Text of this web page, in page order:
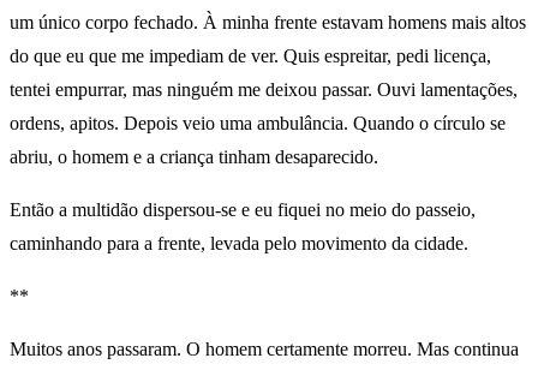
um único corpo fechado. À minha frente estavam homens mais altos
do que eu que me impediam de ver. Quis espreitar, pedi licença,
tentei empurrar, mas ninguém me deixou passar. Ouvi lamentações,
ordens, apitos. Depois veio uma ambulância. Quando o círculo se
abriu, o homem e a criança tinham desaparecido.
Então a multidão dispersou-se e eu fiquei no meio do passeio,
caminhando para a frente, levada pelo movimento da cidade.
**
Muitos anos passaram. O homem certamente morreu. Mas continua